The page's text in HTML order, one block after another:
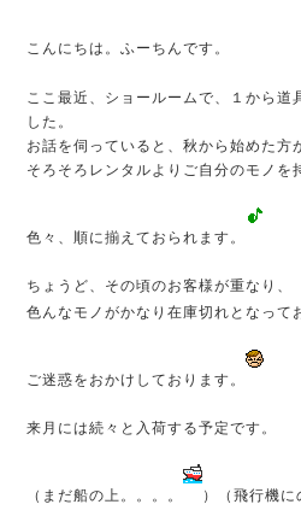
こんにちは。ふーちんです。
ここ最近、ショールームで、１から道
した。
お話を伺っていると、秋から始めた方
そろそろレンタルよりご自分のモノを
色々、順に揃えておられます。
ちょうど、その頃のお客様が重なり、
色んなモノがかなり在庫切れとなって
ご迷惑をおかけしております。
来月には続々と入荷する予定です。
（まだ船の上。。。。 ）（飛行機に